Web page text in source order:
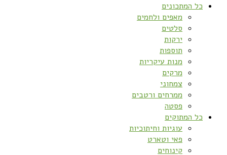
כל המתכונים
מאפים ולחמים
סלטים
ירקות
תוספות
מנות עיקריות
מרקים
צמחוני
ממרחים ורטבים
פסטה
כל המתוקים
עוגיות וחיתוכיות
פאי וטארט
קינוחים